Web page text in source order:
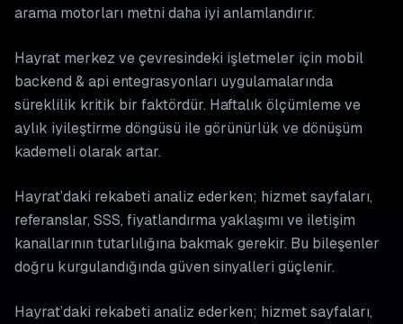
arama motorları metni daha iyi anlamlandırır.
Hayrat merkez ve çevresindeki işletmeler için mobil
backend & api entegrasyonları uygulamalarında
süreklilik kritik bir faktördür. Haftalık ölçümleme ve
aylık iyileştirme döngüsü ile görünürlük ve dönüşüm
kademeli olarak artar.
Hayrat’daki rekabeti analiz ederken; hizmet sayfaları,
referanslar, SSS, fiyatlandırma yaklaşımı ve iletişim
kanallarının tutarlılığına bakmak gerekir. Bu bileşenler
doğru kurgulandığında güven sinyalleri güçlenir.
Hayrat’daki rekabeti analiz ederken; hizmet sayfaları,